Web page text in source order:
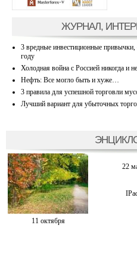
ЖУРНАЛ,
3 вредные инвестиционные
году
Холодная война с Россией никогда и
Нефть: Все могло быть и хуже…
3 правила для успешной торговли
Лучший вариант для убыточных
11 октября
22